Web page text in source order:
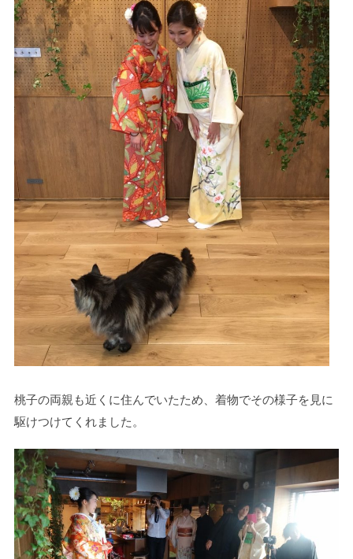
桃子の両親も近くに住んでいたため、着物でその様子を見に
駆けつけてくれました。